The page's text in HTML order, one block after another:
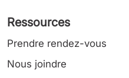
Ressources
Prendre rendez-vous
Nous joindre